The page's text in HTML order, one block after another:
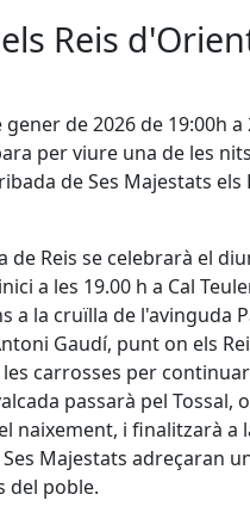
Reis
de 2026 de 19:00h a
per viure una de les
de Ses Majestats els
de Reis se celebrarà el
a les 19.00 h a Cal
a la cruïlla de l'avinguda
Gaudí, punt on els
carrosses per
passarà pel Tossal,
naixement, i finalitzarà a
Majestats adreçaran
del poble.